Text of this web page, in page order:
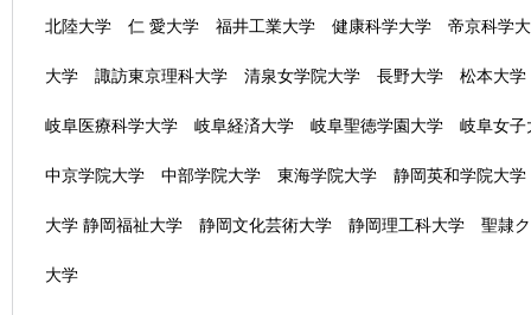
北陸大学 仁 愛大学 福井工業大学 健康科学大学 帝京科学大
大学 諏訪東京理科大学 清泉女学院大学 長野大学 松本大
岐阜医療科学大学 岐阜経済大学 岐阜聖徳学園大学 岐阜女子
中京学院大学 中部学院大学 東海学院大学 静岡英和学院大
大学 静岡福祉大学 静岡文化芸術大学 静岡理工科大学 聖隷ク
大学